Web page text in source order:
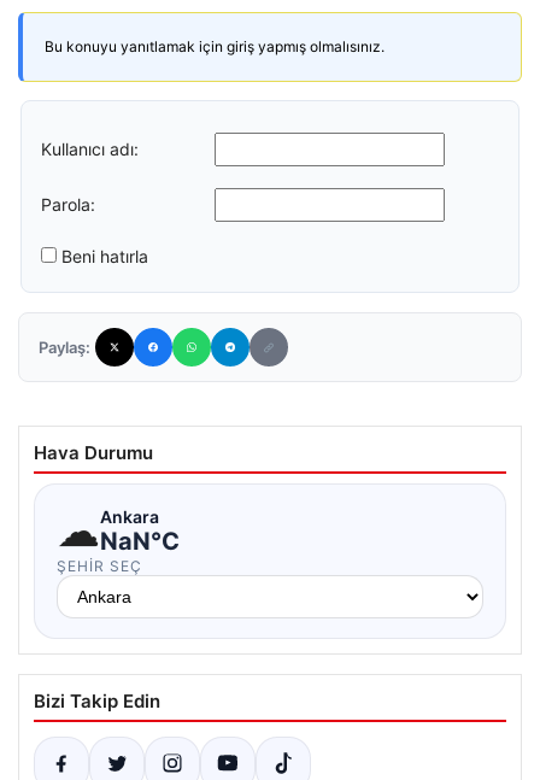
Bu konuyu yanıtlamak için giriş yapmış olmalısınız.
Kullanıcı adı:
Parola:
Beni hatırla
Paylaş:
Hava Durumu
☁Ankara
NaN°C
ŞEHIR SEÇ
Bizi Takip Edin